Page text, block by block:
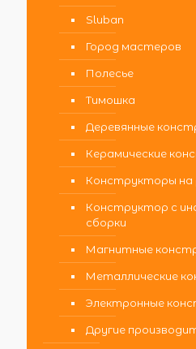
Sluban
Город мастеров
Полесье
Тимошка
Деревянные
Керамические
Конструкторы на
Конструктор с
сборки
Магнитные
Металлические
Электронные
Другие